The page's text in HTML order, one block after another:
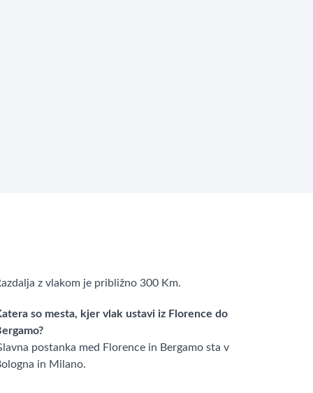
z vlakom je približno 300 Km.
so mesta, kjer vlak ustavi iz Florence do
postanka med Florence in Bergamo sta v
in Milano.